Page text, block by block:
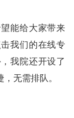
望能给大家带来
我们的在线专
我院还开设了
无需排队。